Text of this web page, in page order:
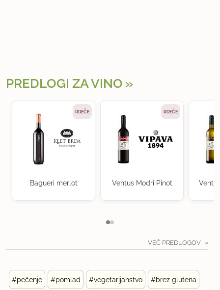
PREDLOGI ZA VINO
RDEČE
Bagueri merlot
RDEČE
Ventus Modri Pinot
VEČ PREDLOGOV
#pečenje #pomlad #vegetarijanstvo #brez glutena